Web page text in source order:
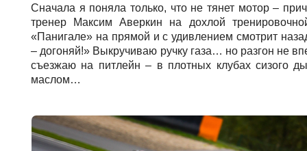
Сначала я поняла только, что не тянет мотор –
тренер Максим Аверкин на дохлой
«Панигале» на прямой и с удивлением смотрит
– догоняй!» Выкручиваю ручку газа… но разгон не
съезжаю на питлейн – в плотных клубах сизого
маслом…